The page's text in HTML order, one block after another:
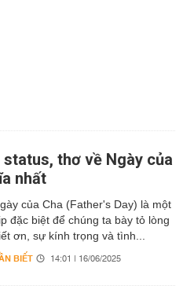
thơ về Ngày của
nhất
của Cha (Father's Day) là một
đặc biệt để chúng ta bày tỏ lòng
ơn, sự kính trọng và tình...
BIẾT 14:01 | 16/06/2025